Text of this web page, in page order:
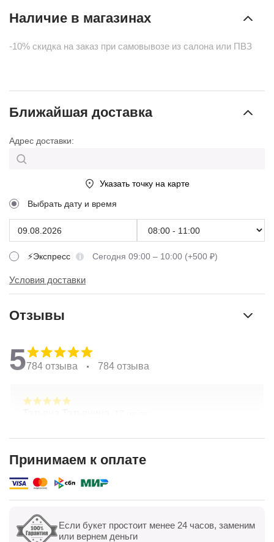
Наличие в магазинах
-10% скидка на заказ при самовывозе из салона или ПВЗ
Ближайшая доставка
Адрес доставки:
Указать точку на карте
Выбрать дату и время
⚡Экспресс Сегодня 09:00 – 10:00 (+500 ₽)
Условия доставки
Отзывы
5784 отзыва 784 отзыва
очень аккуратно, выглядит даже лучше, чем на
вежлив. Отдельно спасибо менеджеру — помог с
выбором и учёл все пожелания. Обязательно
Показать все Оставить отзыв
Принимаем к оплате
Если букет простоит менее 24 часов, заменим
или вернем деньги